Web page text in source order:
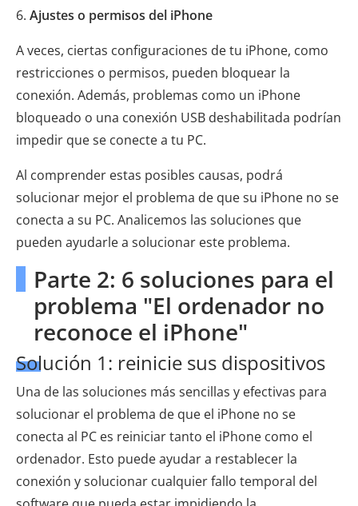
6. Ajustes o permisos del iPhone
A veces, ciertas configuraciones de tu iPhone, como
restricciones o permisos, pueden bloquear la
conexión. Además, problemas como un iPhone
bloqueado o una conexión USB deshabilitada podrían
impedir que se conecte a tu PC.
Al comprender estas posibles causas, podrá
solucionar mejor el problema de que su iPhone no se
conecta a su PC. Analicemos las soluciones que
pueden ayudarle a solucionar este problema.
Parte 2: 6 soluciones para el
problema "El ordenador no
reconoce el iPhone"
Solución 1: reinicie sus dispositivos
Una de las soluciones más sencillas y efectivas para
solucionar el problema de que el iPhone no se
conecta al PC es reiniciar tanto el iPhone como el
ordenador. Esto puede ayudar a restablecer la
conexión y solucionar cualquier fallo temporal del